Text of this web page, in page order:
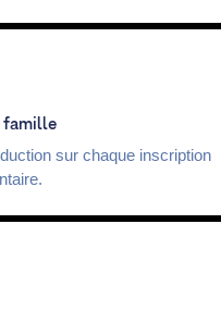
famille
sur chaque inscription